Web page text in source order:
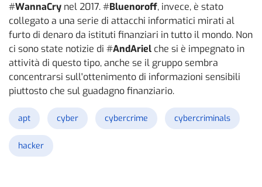
#WannaCry nel 2017. #Bluenoroff, invece, è stato
collegato a una serie di attacchi informatici mirati al
furto di denaro da istituti finanziari in tutto il mondo. Non
ci sono state notizie di #AndAriel che si è impegnato in
attività di questo tipo, anche se il gruppo sembra
concentrarsi sull'ottenimento di informazioni sensibili
piuttosto che sul guadagno finanziario.
apt cyber cybercrime cybercriminals
hacker